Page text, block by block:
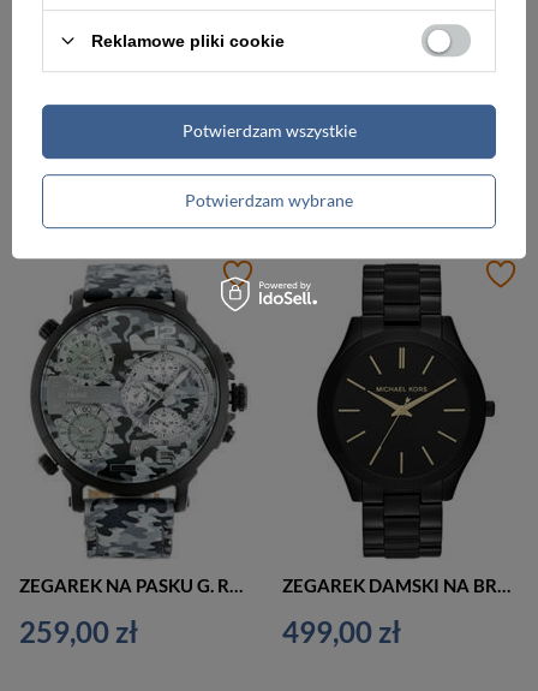
239,00 zł
ZEGAREK NA PASKU G. ROSSI - E11706A2-6F2 (zg336d) + BOX
259,00 zł
ZEGAREK DAMSKI NA BRANSOLECIE ELEGANCKI MICHAEL KORS MK3221 - SLIM RUNWAY (zx690e)
499,00 zł
Reklamowe pliki cookie
Potwierdzam wybrane
Potwierdzam wszystkie